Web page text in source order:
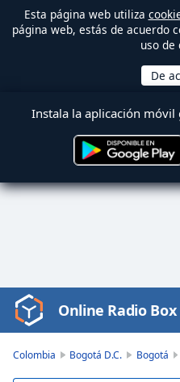
Esta página web utiliza
página web, estás de acuerdo
uso de
Instala la aplicación móvil
Video
Player
Online Radio Box
Colombia Bogotá D.C. Bogotá